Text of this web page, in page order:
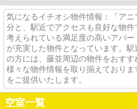
気になるイチオシ物件情報：「ア
分と、駅近でアクセスも良好な物
考えられている満足度の高いアパ
が充実した物件となっています。
の方には、藤並周辺の物件をおす
様々な物件情報を取り揃えており
をご提供いたします。
空室一覧